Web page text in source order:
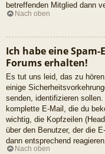
betreffenden Mitglied dann
Nach oben
Ich habe eine
Forums erhalten!
Es tut uns leid, das zu
einige
senden, identifizieren
komplette E-Mail, die du
wichtig, die Kopfzeilen
über den Benutzer, der die
dann entsprechend reagieren.
Nach oben